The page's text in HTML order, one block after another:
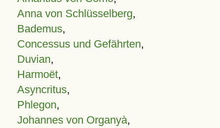
Anna von Schlüsselberg,
Bademus,
Concessus und Gefährten,
Duvian,
Harmoët,
Asyncritus,
Phlegon,
Johannes von Organyà,